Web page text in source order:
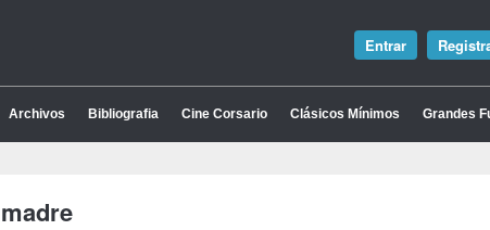
Entrar
Archivos Bibliografia Cine Corsario Clásicos Mínimos Grandes
madre